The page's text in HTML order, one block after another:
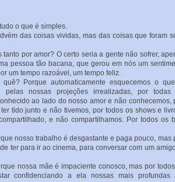
o que é simples.
das coisas vividas, mas das coisas que foram
por amor? O certo seria a gente não sofrer,
pessoa tão bacana, que gerou em nós um
um tempo razoável, um tempo feliz.
Porque automaticamente esquecemos o
pelas nossas projeções irrealizadas, por
ao lado do nosso amor e não conhecemos,
tido junto e não tivemos, por todos os shows e
e não compartilhamos. Por todos os
nosso trabalho é desgastante e paga pouco, mas
ter para ir ao cinema, para conversar com um
nossa mãe é impaciente conosco, mas por
confidenciando a ela nossas mais profundas